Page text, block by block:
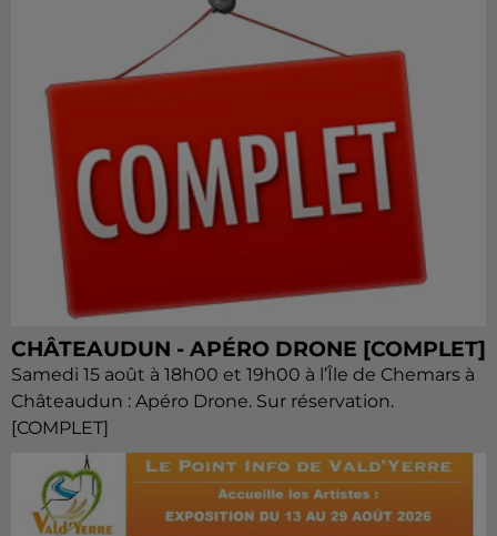
CHÂTEAUDUN - APÉRO DRONE [COMPLET]
Samedi 15 août à 18h00 et 19h00 à l’Île de Chemars à
Châteaudun : Apéro Drone. Sur réservation.
[COMPLET]